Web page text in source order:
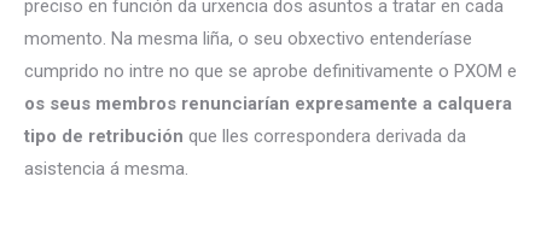
preciso en función da urxencia dos asuntos a tratar en cada
momento. Na mesma liña, o seu obxectivo entenderíase
cumprido no intre no que se aprobe definitivamente o PXOM e
os seus membros renunciarían expresamente a calquera
tipo de retribución que lles correspondera derivada da
asistencia á mesma.